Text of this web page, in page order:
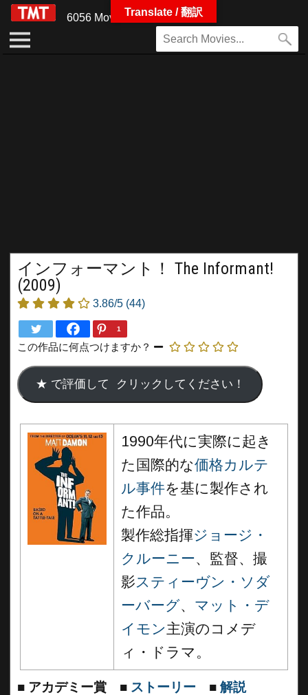
6056 Movies
インフォーマント！ The Informant!
(2009)
3.86/5 (44)
1
この作品に何点つけますか？
1990年代に実際に起き
た国際的な価格カルテ
ル事件を基に製作され
た作品。
製作総指揮ジョージ・
クルーニー、監督、撮
影スティーヴン・ソダ
ーバーグ、 マット・デ
イモン主演のコメデ
ィ・ドラマ。
■ アカデミー賞 ■ ストーリー ■ 解説
Translate / 翻訳